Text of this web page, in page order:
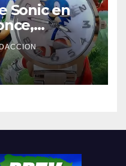
Sonic en
el que